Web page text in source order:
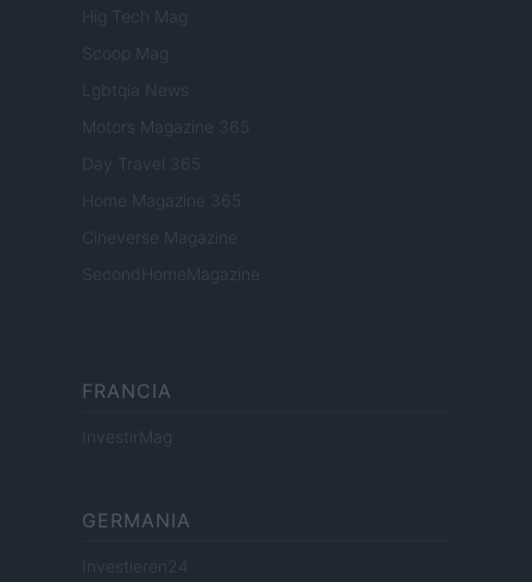
Hig Tech Mag
Scoop Mag
Lgbtqia News
Motors Magazine 365
Day Travel 365
Home Magazine 365
Cineverse Magazine
SecondHomeMagazine
FRANCIA
InvestirMag
GERMANIA
Investieren24